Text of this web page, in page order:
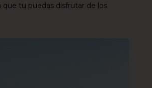
que tu puedas disfrutar de los